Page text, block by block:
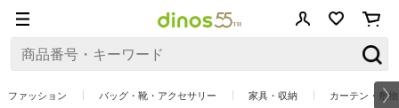
ファッション バッグ・靴・アクセサリー 家具・収納 カーテン・敷